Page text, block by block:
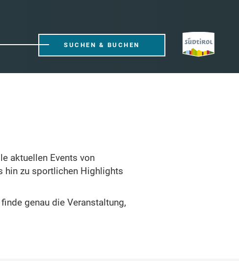
SUCHEN & BUCHEN
aktuellen Events von
hin zu sportlichen Highlights
genau die Veranstaltung,